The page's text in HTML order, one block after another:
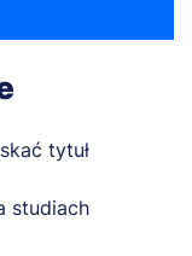
tytuł
studiach